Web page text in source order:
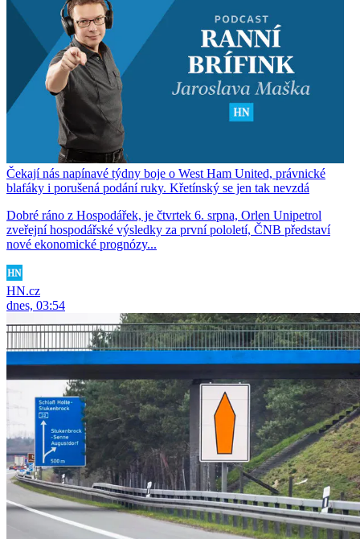
Čekají nás napínavé týdny boje o West Ham United, právnické
blafáky i porušená podání ruky. Křetínský se jen tak nevzdá
Dobré ráno z Hospodářek, je čtvrtek 6. srpna, Orlen Unipetrol
zveřejní hospodářské výsledky za první pololetí, ČNB představí
nové ekonomické prognózy...
HN.cz
dnes, 03:54